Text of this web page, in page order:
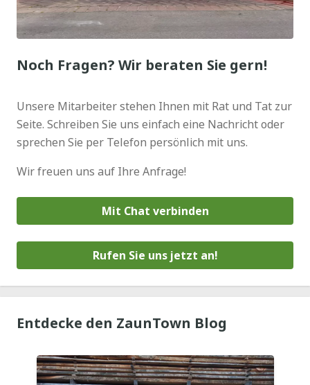
Noch Fragen? Wir beraten Sie gern!
Unsere Mitarbeiter stehen Ihnen mit Rat und Tat zur
Seite. Schreiben Sie uns einfach eine Nachricht oder
sprechen Sie per Telefon persönlich mit uns.
Wir freuen uns auf Ihre Anfrage!
Mit Chat verbinden
Rufen Sie uns jetzt an!
Entdecke den ZaunTown Blog